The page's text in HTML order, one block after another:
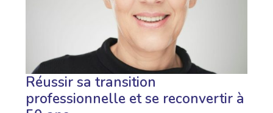
Réussir sa transition
professionnelle et se reconvertir à